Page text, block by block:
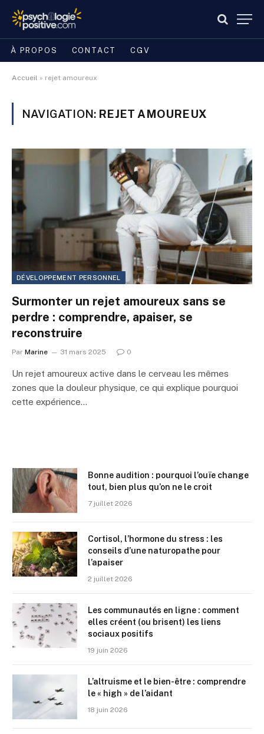
À PROPOS CONTACT CGV
Accueil » rejet amoureux
NAVIGATION: REJET AMOUREUX
DÉVELOPPEMENT PERSONNEL
Surmonter un rejet amoureux sans se
perdre : comprendre, apaiser, se
reconstruire
Par Marine 31 mars 2025 0
Un rejet amoureux active dans le cerveau les mêmes
zones que la douleur physique, ce qui explique pourquoi
cette expérience…
Bonne audition : pourquoi l’ouïe change
tout, bien plus qu’on ne le croit
7 juillet 2026
Cortisol, l’hormone du stress : les
conseils d’une naturopathe pour
l’apaiser
2 juillet 2026
Les communautés en ligne : comment
elles créent (ou brisent) les liens
sociaux positifs
19 juin 2026
L’altruisme et le bien-être : comprendre
le « high » de l’aidant
18 juin 2026